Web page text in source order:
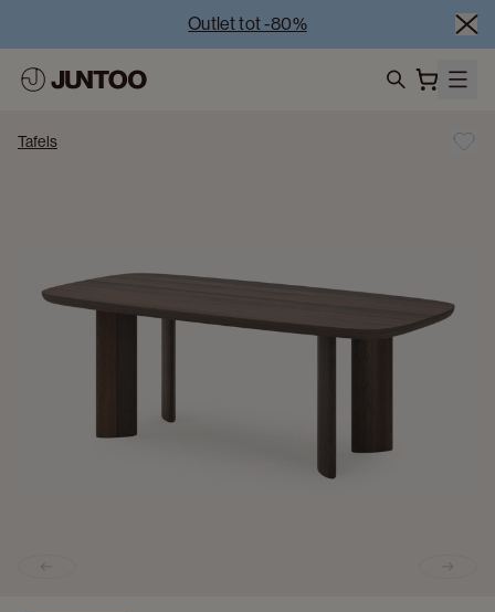
Outlet tot -80%
meubelstukken
Tafels